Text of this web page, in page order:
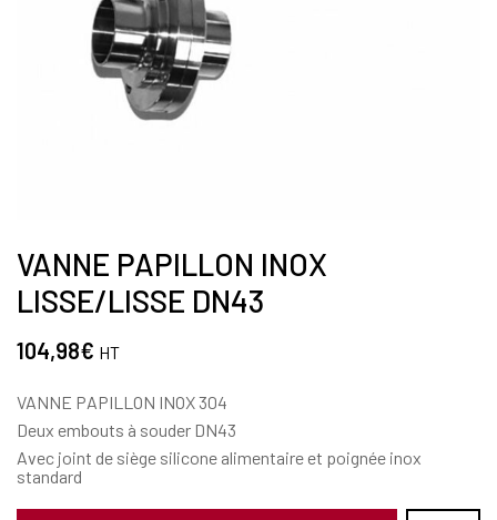
VANNE PAPILLON INOX
LISSE/LISSE DN43
104,98€ HT
VANNE PAPILLON INOX 304
Deux embouts à souder DN43
Avec joint de siège silicone alimentaire et poignée inox
standard